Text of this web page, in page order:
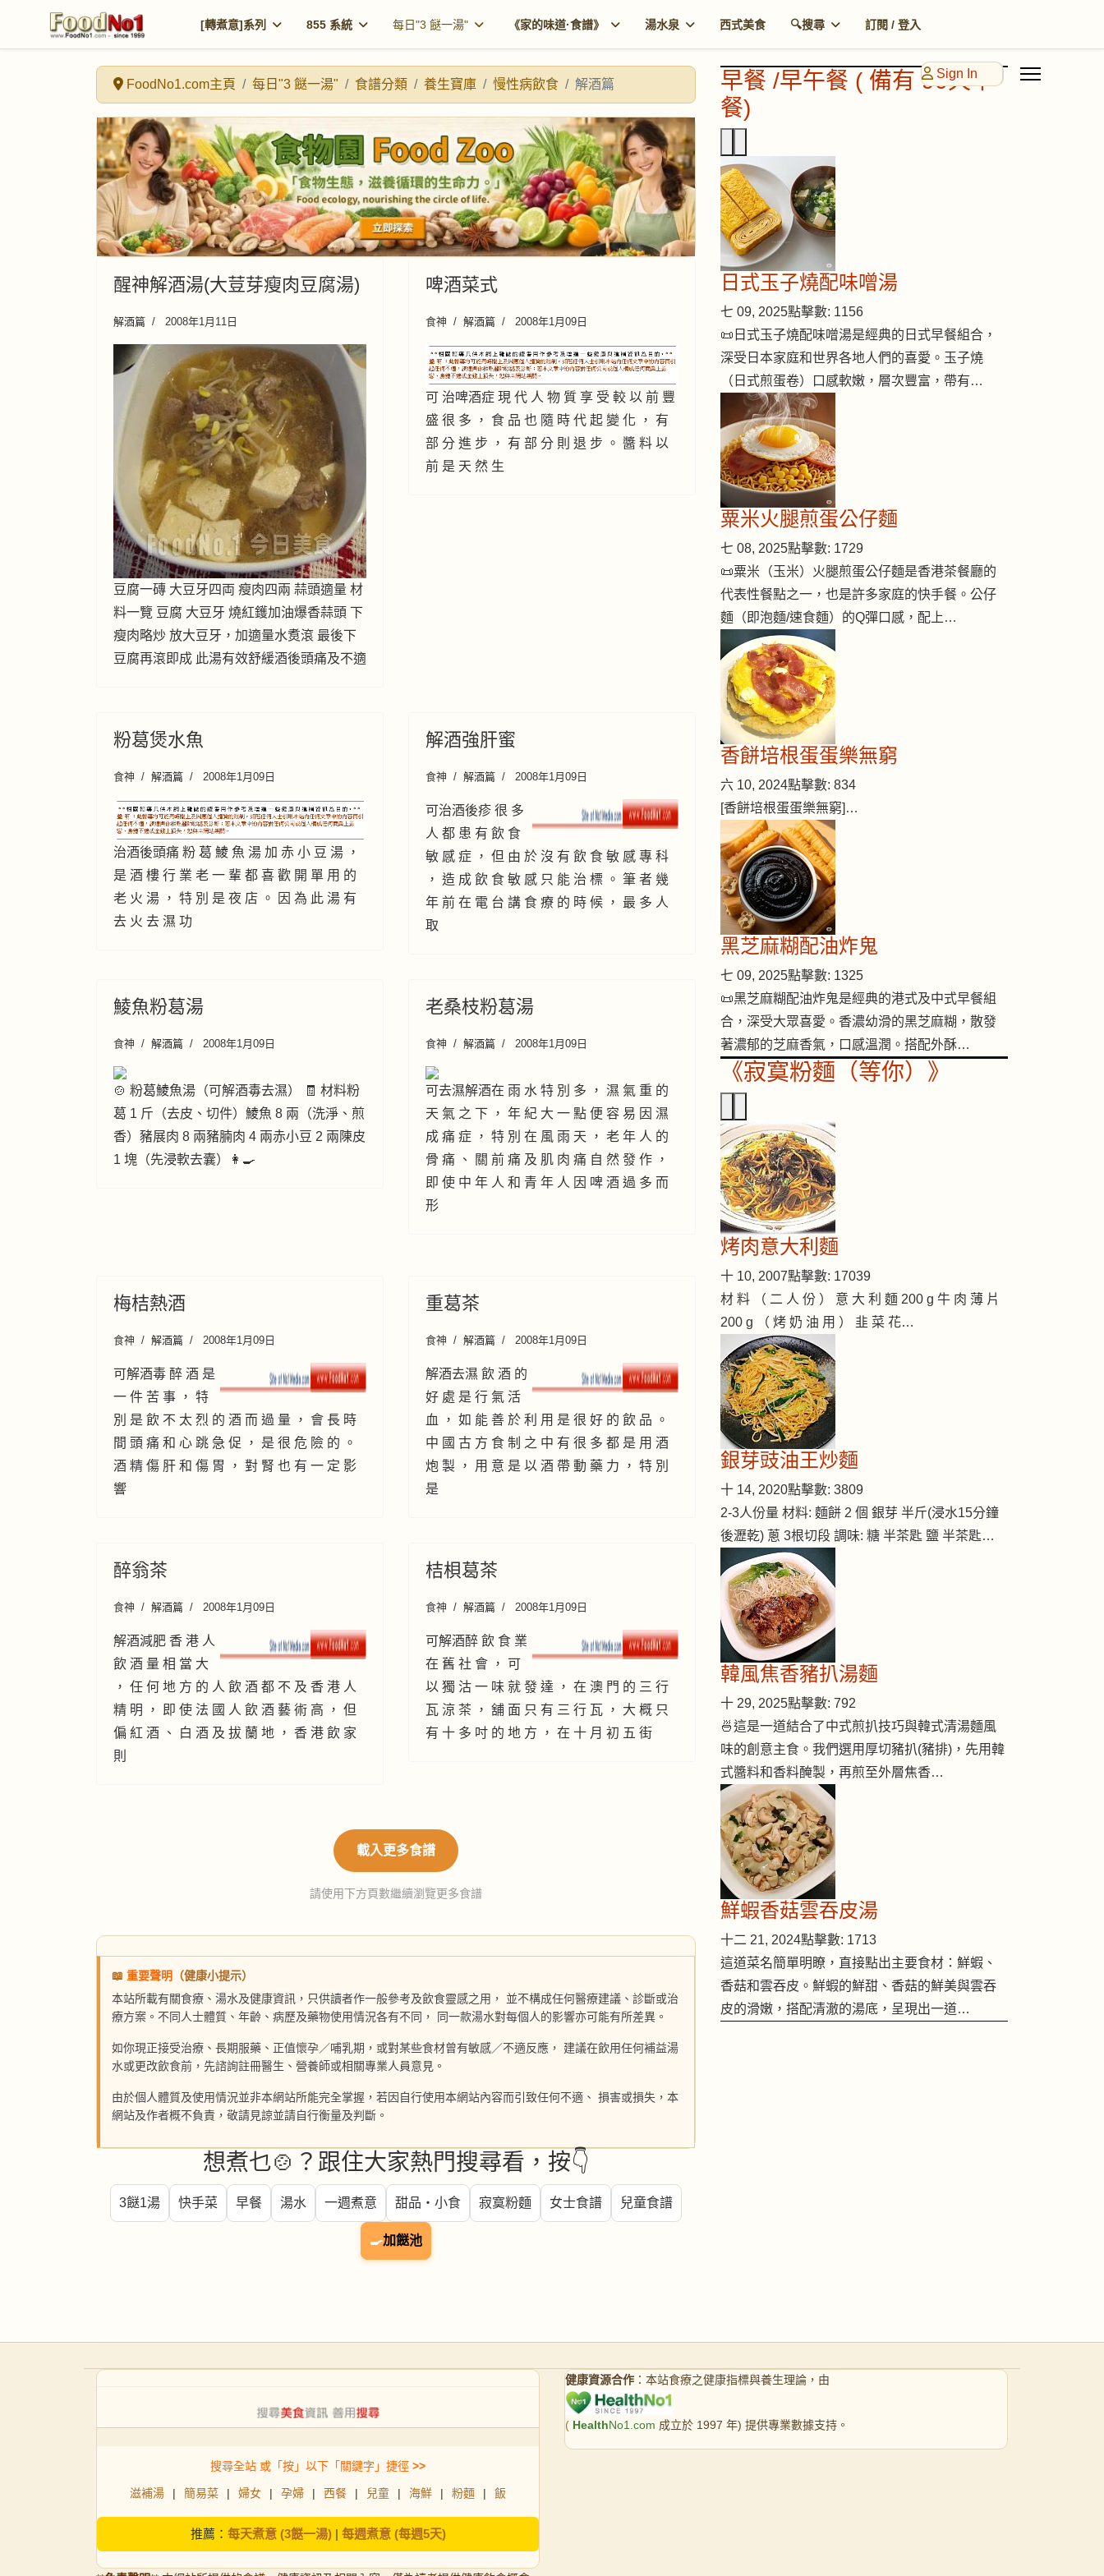
[轉煮意]系列 855 系統 每日"3 餸一湯" 《家的味道·食譜》 湯水泉 西式美食 🔍搜尋 訂閱 / 登入
Sign In
FoodNo1.com主頁 每日"3 餸一湯" 食譜分類 養生寶庫 慢性病飲食 解酒篇
醒神解酒湯(大荳芽瘦肉豆腐湯)
解酒篇 2008年1月11日
豆腐一磚 大豆牙四両 瘦肉四兩 蒜頭適量 材
料一覽 豆腐 大豆牙 燒紅鑊加油爆香蒜頭 下
瘦肉略炒 放大豆牙，加適量水煑滾 最後下
豆腐再滾即成 此湯有效舒緩酒後頭痛及不適
啤酒菜式
食神 解酒篇 2008年1月09日
可 治啤酒症 現 代 人 物 質 享 受 較 以 前 豐
盛 很 多 ， 食 品 也 隨 時 代 起 變 化 ， 有
部 分 進 步 ， 有 部 分 則 退 步 。 醬 料 以
前 是 天 然 生
粉葛煲水魚
食神 解酒篇 2008年1月09日
治酒後頭痛 粉 葛 鯪 魚 湯 加 赤 小 豆 湯 ，
是 酒 樓 行 業 老 一 輩 都 喜 歡 開 單 用 的
老 火 湯 ， 特 別 是 夜 店 。 因 為 此 湯 有
去 火 去 濕 功
解酒強肝蜜
食神 解酒篇 2008年1月09日
可治酒後疹 很 多
人 都 患 有 飲 食
敏 感 症 ， 但 由 於 沒 有 飲 食 敏 感 專 科
， 造 成 飲 食 敏 感 只 能 治 標 。 筆 者 幾
年 前 在 電 台 講 食 療 的 時 候 ， 最 多 人
取
鯪魚粉葛湯
食神 解酒篇 2008年1月09日
🍲 粉葛鯪魚湯（可解酒毒去濕） 🧾 材料粉
葛 1 斤（去皮、切件）鯪魚 8 兩（洗淨、煎
香）豬展肉 8 兩豬腩肉 4 兩赤小豆 2 兩陳皮
1 塊（先浸軟去囊）👩‍🍳
老桑枝粉葛湯
食神 解酒篇 2008年1月09日
可去濕解酒在 雨 水 特 別 多 ， 濕 氣 重 的
天 氣 之 下 ， 年 紀 大 一 點 便 容 易 因 濕
成 痛 症 ， 特 別 在 風 雨 天 ， 老 年 人 的
骨 痛 、 關 前 痛 及 肌 肉 痛 自 然 發 作 ，
即 使 中 年 人 和 青 年 人 因 啤 酒 過 多 而
形
梅桔熱酒
食神 解酒篇 2008年1月09日
可解酒毒 醉 酒 是
一 件 苦 事 ， 特
別 是 飲 不 太 烈 的 酒 而 過 量 ， 會 長 時
間 頭 痛 和 心 跳 急 促 ， 是 很 危 險 的 。
酒 精 傷 肝 和 傷 胃 ， 對 腎 也 有 一 定 影
響
重葛茶
食神 解酒篇 2008年1月09日
解酒去濕 飲 酒 的
好 處 是 行 氣 活
血 ， 如 能 善 於 利 用 是 很 好 的 飲 品 。
中 國 古 方 食 制 之 中 有 很 多 都 是 用 酒
炮 製 ， 用 意 是 以 酒 帶 動 藥 力 ， 特 別
是
醉翁茶
食神 解酒篇 2008年1月09日
解酒減肥 香 港 人
飲 酒 量 相 當 大
， 任 何 地 方 的 人 飲 酒 都 不 及 香 港 人
精 明 ， 即 使 法 國 人 飲 酒 藝 術 高 ， 但
偏 紅 酒 、 白 酒 及 拔 蘭 地 ， 香 港 飲 家
則
桔梖葛茶
食神 解酒篇 2008年1月09日
可解酒醉 飲 食 業
在 舊 社 會 ， 可
以 獨 沽 一 味 就 發 達 ， 在 澳 門 的 三 行
瓦 涼 茶 ， 舖 面 只 有 三 行 瓦 ， 大 概 只
有 十 多 吋 的 地 方 ， 在 十 月 初 五 街
載入更多食譜
請使用下方頁數繼續瀏覽更多食譜
📖 重要聲明
（健康小提示）
本站所載有關食療、湯水及健康資訊，只供讀者作一般參考及飲食靈感之用， 並不構成任何醫療建議、診斷或治
療方案。不同人士體質、年齡、病歷及藥物使用情況各有不同， 同一款湯水對每個人的影響亦可能有所差異。
如你現正接受治療、長期服藥、正值懷孕／哺乳期，或對某些食材曾有敏感／不適反應， 建議在飲用任何補益湯
水或更改飲食前，先諮詢註冊醫生、營養師或相關專業人員意見。
由於個人體質及使用情況並非本網站所能完全掌握，若因自行使用本網站內容而引致任何不適、 損害或損失，本
網站及作者概不負責，敬請見諒並請自行衡量及判斷。
想煮乜🍲？跟住大家熱門搜尋看，按👇
3餸1湯 快手菜 早餐 湯水 一週煮意 甜品・小食 寂寞粉麵 女士食譜 兒童食譜
🍳加餸池
早餐 /早午餐 ( 備有 90天早
餐)
日式玉子燒配味噌湯
七 09, 2025點擊數: 1156
📜日式玉子燒配味噌湯是經典的日式早餐組合，
深受日本家庭和世界各地人們的喜愛。玉子燒
（日式煎蛋卷）口感軟嫩，層次豐富，帶有…
粟米火腿煎蛋公仔麵
七 08, 2025點擊數: 1729
📜粟米（玉米）火腿煎蛋公仔麵是香港茶餐廳的
代表性餐點之一，也是許多家庭的快手餐。公仔
麵（即泡麵/速食麵）的Q彈口感，配上…
香餅培根蛋蛋樂無窮
六 10, 2024點擊數: 834
[香餅培根蛋蛋樂無窮]…
黑芝麻糊配油炸鬼
七 09, 2025點擊數: 1325
📜黑芝麻糊配油炸鬼是經典的港式及中式早餐組
合，深受大眾喜愛。香濃幼滑的黑芝麻糊，散發
著濃郁的芝麻香氣，口感溫潤。搭配外酥…
《寂寞粉麵（等你）》
烤肉意大利麵
十 10, 2007點擊數: 17039
材 料 （ 二 人 份 ） 意 大 利 麵 200 g 牛 肉 薄 片
200 g （ 烤 奶 油 用 ） 韭 菜 花…
銀芽豉油王炒麵
十 14, 2020點擊數: 3809
2-3人份量 材料: 麵餅 2 個 銀芽 半斤(浸水15分鐘
後瀝乾) 蔥 3根切段 調味: 糖 半茶匙 鹽 半茶匙…
韓風焦香豬扒湯麵
十 29, 2025點擊數: 792
🍜這是一道結合了中式煎扒技巧與韓式清湯麵風
味的創意主食。我們選用厚切豬扒(豬排)，先用韓
式醬料和香料醃製，再煎至外層焦香…
鮮蝦香菇雲吞皮湯
十二 21, 2024點擊數: 1713
這道菜名簡單明瞭，直接點出主要食材：鮮蝦、
香菇和雲吞皮。鮮蝦的鮮甜、香菇的鮮美與雲吞
皮的滑嫩，搭配清澈的湯底，呈現出一道…
搜尋全站 或「按」以下「關鍵字」捷徑 >>
滋補湯 | 簡易菜 | 婦女 | 孕婦 | 西餐 | 兒童 | 海鮮 | 粉麵 | 飯
推薦： 每天煮意 (3餸一湯)| 每週煮意 (每週5天)
健康資源合作 ：本站食療之健康指標與養生理論，由
( HealthNo1.com 成立於 1997 年) 提供專業數據支持。